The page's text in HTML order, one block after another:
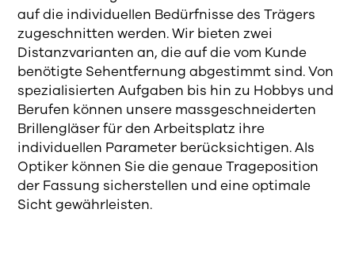
auf die individuellen Bedürfnisse des Trägers
zugeschnitten werden. Wir bieten zwei
Distanzvarianten an, die auf die vom Kunde
benötigte Sehentfernung abgestimmt sind. Von
spezialisierten Aufgaben bis hin zu Hobbys und
Berufen können unsere massgeschneiderten
Brillengläser für den Arbeitsplatz ihre
individuellen Parameter berücksichtigen. Als
Optiker können Sie die genaue Trageposition
der Fassung sicherstellen und eine optimale
Sicht gewährleisten.